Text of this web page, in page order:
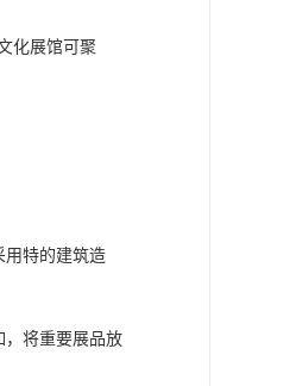
化展馆可聚
用特的建筑造
，将重要展品放